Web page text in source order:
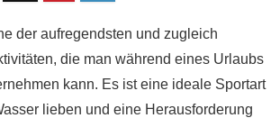
der aufregendsten und zugleich
die man während eines Urlaubs
kann. Es ist eine ideale Sportart
lieben und eine Herausforderung